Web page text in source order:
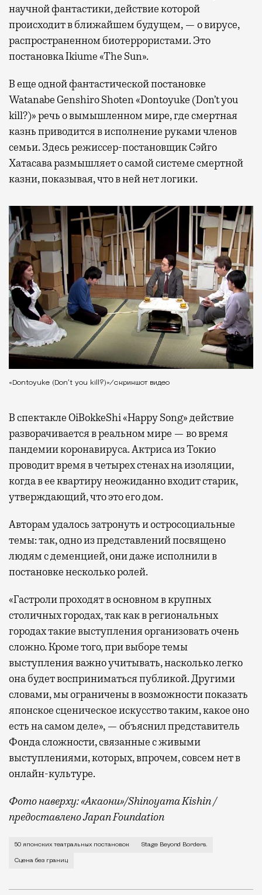
научной фантастики, действие которой
происходит в ближайшем будущем, — о вирусе,
распространенном биотеррористами. Это
постановка Ikiume «The Sun».
В еще одной фантастической постановке
Watanabe Genshiro Shoten «Dontoyuke (Don’t you
kill?)» речь о вымышленном мире, где смертная
казнь приводится в исполнение руками членов
семьи. Здесь режиссер-постановщик Сэйго
Хатасава размышляет о самой системе смертной
казни, показывая, что в ней нет логики.
«Dontoyuke (Don’t you kill?)»/скриншот видео
В спектакле OiBokkeShi «Happy Song» действие
разворачивается в реальном мире — во время
пандемии коронавируса. Актриса из Токио
проводит время в четырех стенах на изоляции,
когда в ее квартиру неожиданно входит старик,
утверждающий, что это его дом.
Авторам удалось затронуть и остросоциальные
темы: так, одно из представлений посвящено
людям с деменцией, они даже исполнили в
постановке несколько ролей.
«Гастроли проходят в основном в крупных
столичных городах, так как в региональных
городах такие выступления организовать очень
сложно. Кроме того, при выборе темы
выступления важно учитывать, насколько легко
она будет восприниматься публикой. Другими
словами, мы ограничены в возможности показать
японское сценическое искусство таким, какое оно
есть на самом деле», — объяснил представитель
Фонда сложности, связанные с живыми
выступлениями, которых, впрочем, совсем нет в
онлайн-культуре.
Фото наверху: «Акаони»/Shinoyama Kishin /
предоставлено Japan Foundation
До пандемии Японский фонд показывал свои
50 японских театральных постановок Stage Beyond Borders.
Сцена без границ